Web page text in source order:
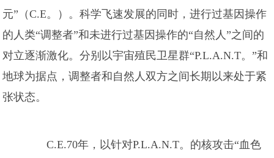
元”（C.E。）。科学飞速发展的同时，进行过基因操作
的人类“调整者”和未进行过基因操作的“自然人”之间的
对立逐渐激化。分别以宇宙殖民卫星群“P.L.A.N.T。”和
地球为据点，调整者和自然人双方之间长期以来处于紧
张状态。
C.E.70年，以针对P.L.A.N.T。的核攻击“血色